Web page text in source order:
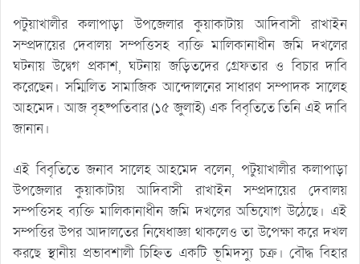
পটুয়াখালীর কলাপাড়া উপজেলার কুয়াকাটায় আদিবাসী রাখাইন
সম্প্রদায়ের দেবালয় সম্পত্তিসহ ব্যক্তি মালিকানাধীন জমি দখলের
ঘটনায় উদ্বেগ প্রকাশ, ঘটনায় জড়িতদের গ্রেফতার ও বিচার দাবি
করেছেন। সম্মিলিত সামাজিক আন্দোলনের সাধারণ সম্পাদক সালেহ
আহমেদ। আজ বৃহষ্পতিবার (১৫ জুলাই) এক বিবৃতিতে তিনি এই দাবি
জানান।
এই বিবৃতিতে জনাব সালেহ আহমেদ বলেন, পটুয়াখালীর কলাপাড়া
উপজেলার কুয়াকাটায় আদিবাসী রাখাইন সম্প্রদায়ের দেবালয়
সম্পত্তিসহ ব্যক্তি মালিকানাধীন জমি দখলের অভিযোগ উঠেছে। এই
সম্পত্তির উপর আদালতের নিষেধাজ্ঞা থাকলেও তা উপেক্ষা করে দখল
করছে স্থানীয় প্রভাবশালী চিহ্নিত একটি ভূমিদস্যু চক্র। বৌদ্ধ বিহার